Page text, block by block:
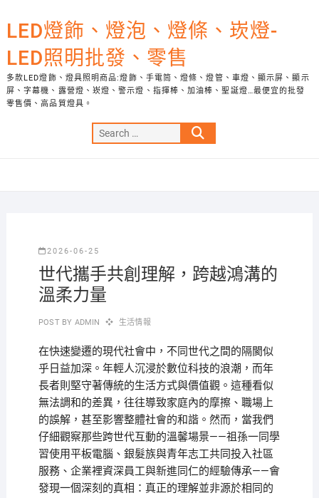
to
content
LED燈飾、燈泡、燈條、崁燈-
LED照明批發、零售
多款LED燈飾、燈具照明商品:燈飾、手電筒、燈條、燈管、車燈、顯示屏、顯示
屏、字幕機、露營燈、崁燈、警示燈、指揮棒、加油棒、聖誕燈…最便宜的批發
零售價、高品質燈具。
Search
…
2026-06-25
世代攜手共創理解，跨越鴻溝的
溫柔力量
POST BY ADMIN 生活情報
在快速變遷的現代社會中，不同世代之間的隔閡似
乎日益加深。年輕人沉浸於數位科技的浪潮，而年
長者則堅守著傳統的生活方式與價值觀。這種看似
無法調和的差異，往往導致家庭內的摩擦、職場上
的誤解，甚至影響整體社會的和諧。然而，當我們
仔細觀察那些跨世代互動的溫馨場景——祖孫一同學
習使用平板電腦、銀髮族與青年志工共同投入社區
服務、企業裡資深員工與新進同仁的經驗傳承——會
發現一個深刻的真相：真正的理解並非源於相同的